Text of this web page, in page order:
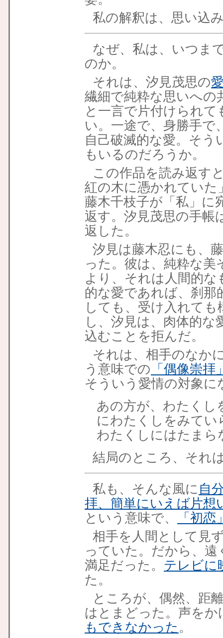
私の解釈は、思い込
なぜ、私は、いつま
のか。
それは、汐見茂思の
繊細で純粋な思いへの
と一言で片付けられ
い。一途で、身勝手で
自己破滅的な愛。そう
もいるのだろうか。
この作品を読み返す
紅の木に憑かれていた
藤木千枝子が「私」に
返す。汐見茂思の手帳
返した。
汐見は藤木忍にも、
った。彼は、純粋な
より、それは人間的
的な愛であれば、刹
しても、受け入れて
し、汐見は、肉体的な
込むことを拒んだ。
それは、相手のなか
う意味での 「偶像崇拝
そういう愛情の対象
あの方が、わたくし
にわたくしをみてい
わたくしにはたまら
結局のところ、それ
私も、そんな風に 自
拝、簡単にいえば片想
という意味で、
「初恋
相手を人間として見
っていた。だから、
満足だった。 テレビに
た。
ところが、偶然、距
はとまどった。声をか
もできなかった 。